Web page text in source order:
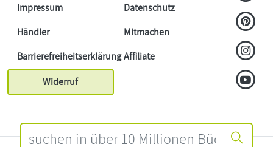
Impressum
Datenschutz
Händler
Mitmachen
BarrierefreiheitserklärungAffiliate
Widerruf